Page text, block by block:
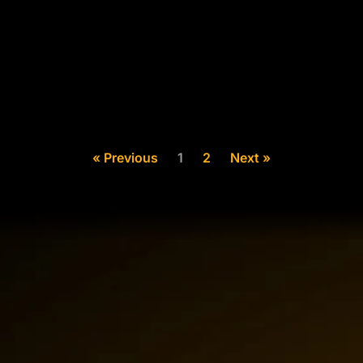
« Previous 1 2 Next »